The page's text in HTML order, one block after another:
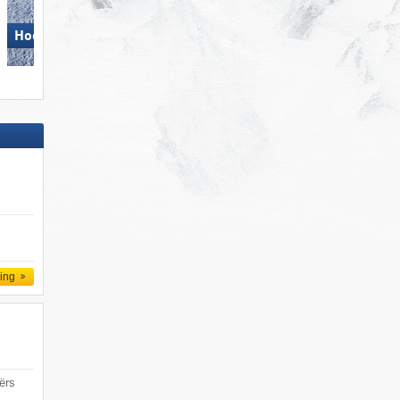
Hochzillertal
Wildkogel – Neukirchen/​